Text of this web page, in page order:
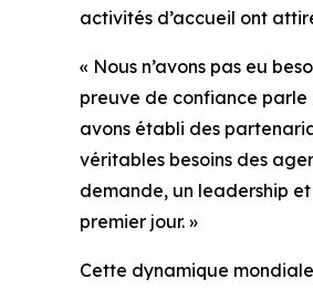
activités d’accueil ont
« Nous n’avons pas eu
preuve de confiance parle
avons établi des
véritables besoins des
demande, un leadership
premier jour. »
Cette dynamique